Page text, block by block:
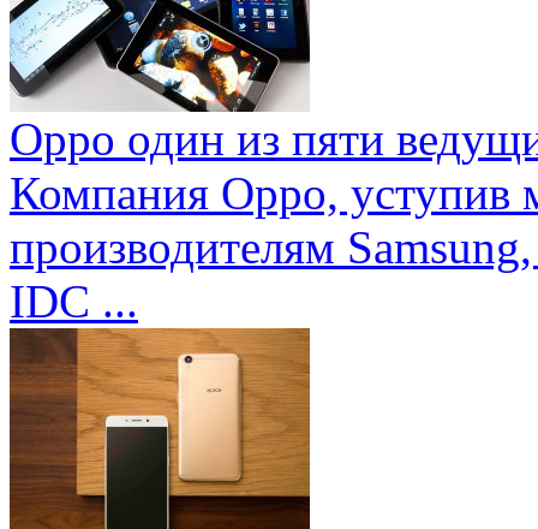
Oppo один из пяти
Компания Oppo, уступив
производителям
IDC ...